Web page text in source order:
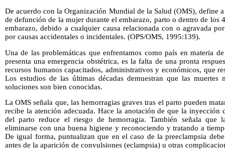
De acuerdo con la Organización Mundial de la Salud (OMS), define
de defunción de la mujer durante el embarazo, parto o dentro de los
embarazo, debido a cualquier causa relacionada con o agravada
por causas accidentales o incidentales. (OPS/OMS, 1995:139).
Una de las problemáticas que enfrentamos como país en materia
presenta una emergencia obstétrica, es la falta de una pronta
recursos humanos capacitados, administrativos y económicos, que
Los estudios de las últimas décadas demuestran que las muertes
soluciones son bien conocidas.
La OMS señala que, las hemorragias graves tras el parto pueden
recibe la atención adecuada. Hace la anotación de que la inyección
del parto reduce el riesgo de hemorragia. También señala que
eliminarse con una buena higiene y reconociendo y tratando a
De igual forma, puntualizan que en el caso de la preeclampsia debe
antes de la aparición de convulsiones (eclampsia) u otras